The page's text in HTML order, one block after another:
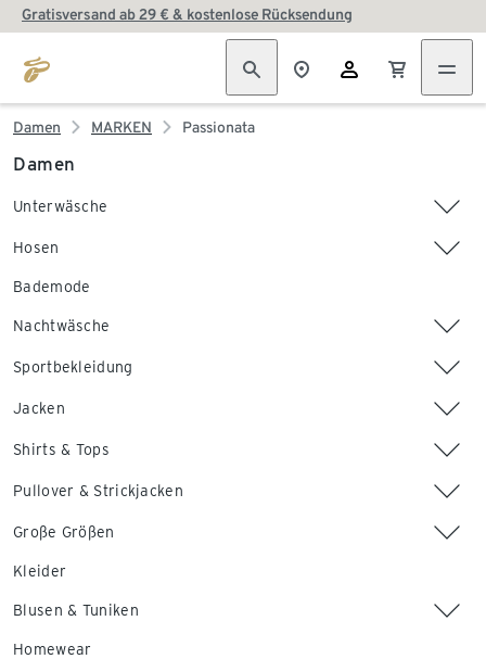
Gratisversand ab 29 € & kostenlose Rücksendung
Damen MARKEN Passionata
Damen
Unterwäsche
Hosen
Bademode
Nachtwäsche
Sportbekleidung
Jacken
Shirts & Tops
Pullover & Strickjacken
Große Größen
Kleider
Blusen & Tuniken
Homewear